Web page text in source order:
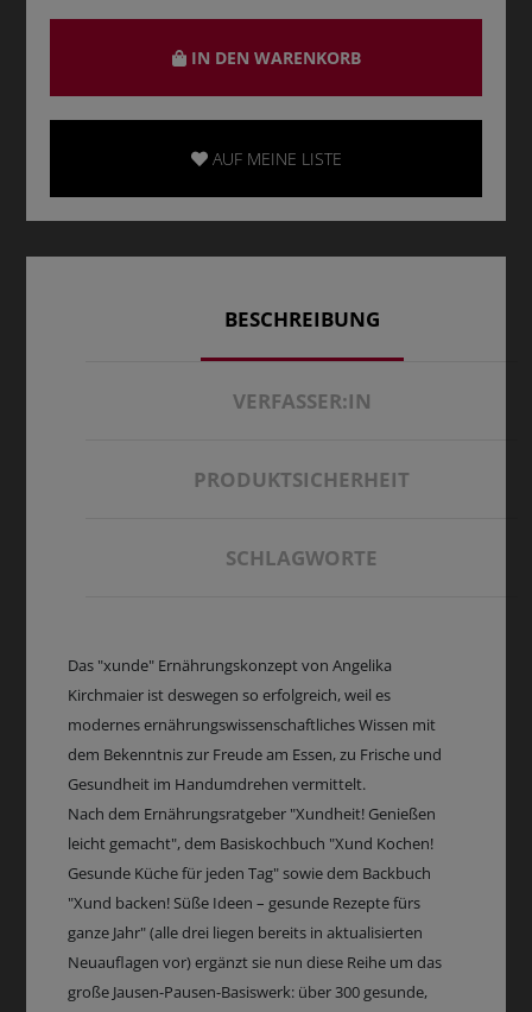
IN DEN WARENKORB
AUF MEINE LISTE
BESCHREIBUNG
VERFASSER:IN
PRODUKTSICHERHEIT
SCHLAGWORTE
Das "xunde" Ernährungskonzept von Angelika
Kirchmaier ist deswegen so erfolgreich, weil es
modernes ernährungswissenschaftliches Wissen mit
dem Bekenntnis zur Freude am Essen, zu Frische und
Gesundheit im Handumdrehen vermittelt.
Nach dem Ernährungsratgeber "Xundheit! Genießen
leicht gemacht", dem Basiskochbuch "Xund Kochen!
Gesunde Küche für jeden Tag" sowie dem Backbuch
"Xund backen! Süße Ideen – gesunde Rezepte fürs
ganze Jahr" (alle drei liegen bereits in aktualisierten
Neuauflagen vor) ergänzt sie nun diese Reihe um das
große Jausen-Pausen-Basiswerk: über 300 gesunde,